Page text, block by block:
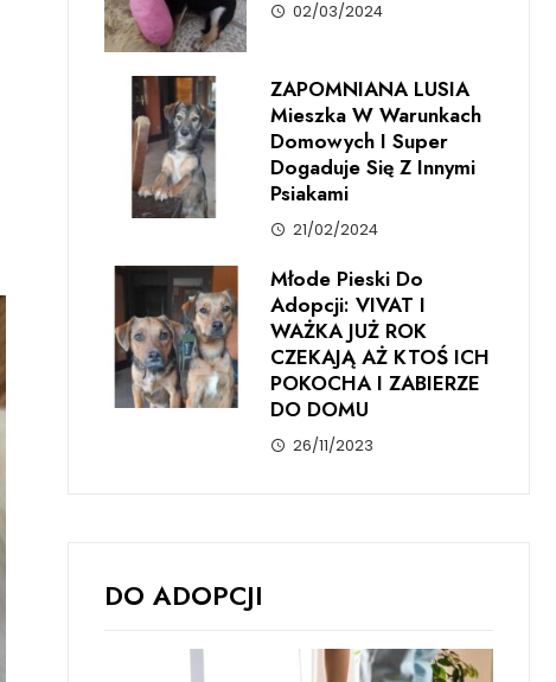
02/03/2024
ZAPOMNIANA LUSIA
Mieszka W Warunkach
Domowych I Super
Dogaduje Się Z Innymi
Psiakami
21/02/2024
Młode Pieski Do
Adopcji: VIVAT I
WAŻKA JUŻ ROK
CZEKAJĄ AŻ KTOŚ ICH
POKOCHA I ZABIERZE
DO DOMU
26/11/2023
DO ADOPCJI